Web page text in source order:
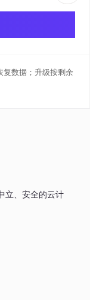
复数据；升级按剩余
立、安全的云计